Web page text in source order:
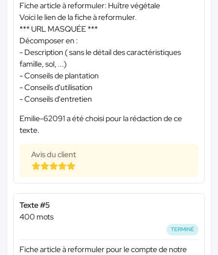
Fiche article à reformuler: Huître végétale
Voici le lien de la fiche à reformuler.
*** URL MASQUÉE ***
Décomposer en :
- Description ( sans le détail des caractéristiques
famille, sol, ...)
- Conseils de plantation
- Conseils d'utilisation
- Conseils d'entretien
Emilie-62091 a été choisi pour la rédaction de ce
texte.
Avis du client
Texte #5
400 mots
TERMINÉ
Fiche article à reformuler pour le compte de notre